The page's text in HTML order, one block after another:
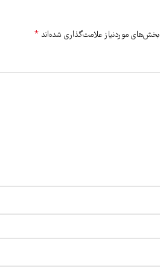
بخش‌های موردنیاز علامت‌گذاری شده‌اند *